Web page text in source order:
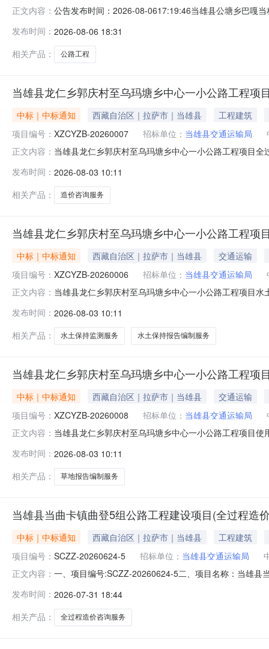
正文内容： 公告发布时间：2026-08-0617:19:46当雄县公塘乡巴嘎
塘乡巴嘎当村3组至5组公路工程建设项目无标段的中标
发布时间： 2026-08-06 18:31
相关产品：
公路工程
当雄县龙仁乡郭庆村至乌玛塘乡中心一小公路工程项
中标｜中标通知 西藏自治区｜拉萨市｜当雄县
工程建筑
项目编号： XZCYZB-20260007 招标单位： 当雄县交通运输局
正文内容： 当雄县龙仁乡郭庆村至乌玛塘乡中心一小公路工程项目
建设咨询有限公司供应商地址：重庆市渝中区北区路73
发布时间： 2026-08-03 10:11
相关产品：
造价咨询服务
当雄县龙仁乡郭庆村至乌玛塘乡中心一小公路工程
中标｜中标通知 西藏自治区｜拉萨市｜当雄县
交通运输
项目编号： XZCYZB-20260006 招标单位： 当雄县交通运输局
正文内容： 当雄县龙仁乡郭庆村至乌玛塘乡中心一小公路工程项目
小公路工程项目水土保持报告编制服务；项目编号：
701中标(成交)
发布时间： 2026-08-03 10:11
相关产品：
水土保持监测服务 水土保持报告编制服务
当雄县龙仁乡郭庆村至乌玛塘乡中心一小公路工程项
中标｜中标通知 西藏自治区｜拉萨市｜当雄县
交通运输
项目编号： XZCYZB-20260008 招标单位： 当雄县交通运输局
正文内容： 当雄县龙仁乡郭庆村至乌玛塘乡中心一小公路工程项目
称：西藏永美工程技术有限公司供应商地址：西藏自治
的信息（1）标包名
发布时间： 2026-08-03 10:11
相关产品：
草地报告编制服务
当雄县当曲卡镇曲登5组公路工程建设项目(全过程造
中标｜中标通知 西藏自治区｜拉萨市｜当雄县
工程建筑
项目编号： SCZZ-20260624-5 招标单位： 当雄县交通运输局
正文内容： 一、项目编号:SCZZ-20260624-5二、项目名称：当雄县
服务范围服务期限服务时间服务标准1四川君和工程项目
求按
发布时间： 2026-07-31 18:44
相关产品：
全过程造价咨询服务